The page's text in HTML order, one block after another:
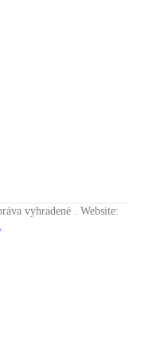
vyhradené . Website: